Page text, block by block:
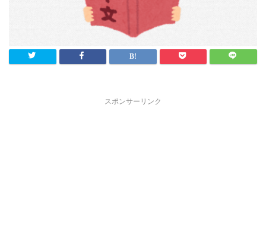
スポンサーリンク